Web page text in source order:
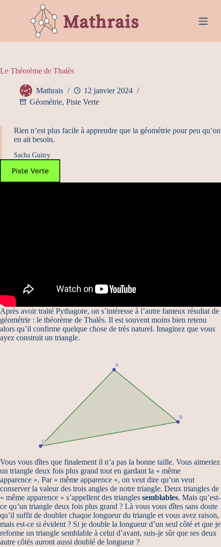
e
u
Le Théorème de Thalès
Mathrais
12 janvier 2024
Géométrie, Piste Verte
Rien n’est plus facile à apprendre que la géométrie pour peu qu’on
en ait besoin.
Sacha Guitry
Après avoir traité Pythagore, on s’intéresse à l’autre fameux résultat de
géométrie : le théorème de Thalès. Il est souvent moins bien retenu
alors qu’il confirme quelque chose de très naturel. Imaginez que vous
ayez construit un triangle.
Vous vous dîtes que finalement il n’a pas la bonne taille. Vous aimeriez
un triangle deux fois plus grand tout en gardant la « même
apparence ». Par « même apparence », on veut dire qu’on veut
conserver la valeur des trois angles de notre triangle. Deux triangles de
« même apparence » s’appellent des triangles semblables. Mais qu’est-
ce qu’un triangle deux fois plus grand ? Là vous vous dîtes sans doute
qu’il suffit de doubler chaque longueur du triangle et vous avez raison,
mais est-ce si évident ? Si je double la longueur d’un seul côté et que je
reforme un triangle semblable à celui d’avant, suis-je sûr que ses deux
autre côtés auront aussi doublé de longueur ?